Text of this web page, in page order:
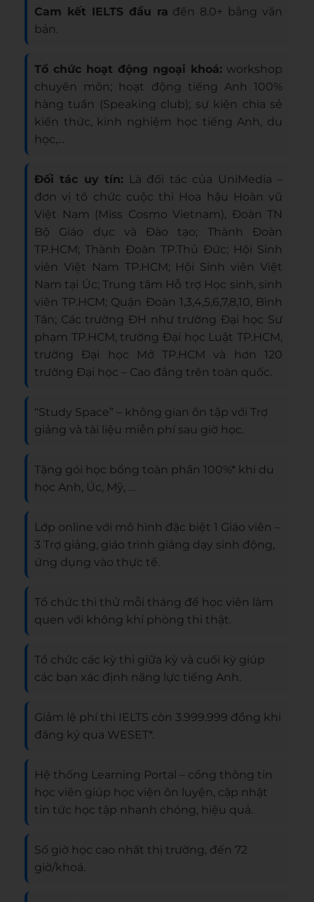
Cam kết IELTS đầu ra đến 8.0+ bằng văn
bản.
Tổ chức hoạt động ngoại khoá: workshop
chuyên môn; hoạt động tiếng Anh 100%
hàng tuần (Speaking club); sự kiện chia sẻ
kiến thức, kinh nghiệm học tiếng Anh, du
học,…
Đối tác uy tín: Là đối tác của UniMedia –
đơn vị tổ chức cuộc thi Hoa hậu Hoàn vũ
Việt Nam (Miss Cosmo Vietnam), Đoàn TN
Bộ Giáo dục và Đào tạo; Thành Đoàn
TP.HCM; Thành Đoàn TP.Thủ Đức; Hội Sinh
viên Việt Nam TP.HCM; Hội Sinh viên Việt
Nam tại Úc; Trung tâm Hỗ trợ Học sinh, sinh
viên TP.HCM; Quận Đoàn 1,3,4,5,6,7,8,10, Bình
Tân; Các trường ĐH như trường Đại học Sư
phạm TP.HCM, trường Đại học Luật TP.HCM,
trường Đại học Mở TP.HCM và hơn 120
trường Đại học – Cao đẳng trên toàn quốc.
“Study Space” – không gian ôn tập với Trợ
giảng và tài liệu miễn phí sau giờ học.
Tặng gói học bổng toàn phần 100%* khi du
học Anh, Úc, Mỹ, …
Lớp online với mô hình đặc biệt 1 Giáo viên –
3 Trợ giảng, giáo trình giảng dạy sinh động,
ứng dụng vào thực tế.
Tổ chức thi thử mỗi tháng để học viên làm
quen với không khí phòng thi thật.
Tổ chức các kỳ thi giữa kỳ và cuối kỳ giúp
các bạn xác định năng lực tiếng Anh.
Giảm lệ phí thi IELTS còn 3.999.999 đồng khi
đăng ký qua WESET*.
Hệ thống Learning Portal – cổng thông tin
học viên giúp học viện ôn luyện, cập nhật
tin tức học tập nhanh chóng, hiệu quả.
Số giờ học cao nhất thị trường, đến 72
giờ/khoá.